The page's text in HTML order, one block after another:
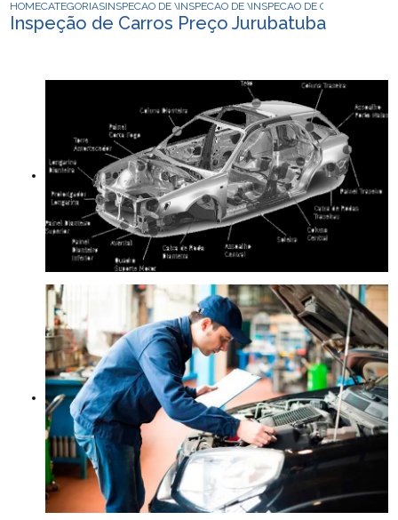
HOMECATEGORIASINSPECAO DE VEICULOSINSPECAO DE VEICULOS NACIONAIS
INSPECAO DE CARROS
Inspeção de Carros Preço Jurubatuba